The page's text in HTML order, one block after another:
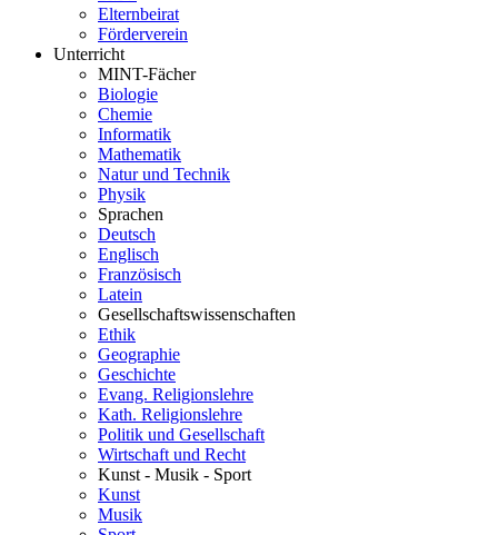
Elternbeirat
Förderverein
Unterricht
MINT-Fächer
Biologie
Chemie
Informatik
Mathematik
Natur und Technik
Physik
Sprachen
Deutsch
Englisch
Französisch
Latein
Gesellschaftswissenschaften
Ethik
Geographie
Geschichte
Evang. Religionslehre
Kath. Religionslehre
Politik und Gesellschaft
Wirtschaft und Recht
Kunst - Musik - Sport
Kunst
Musik